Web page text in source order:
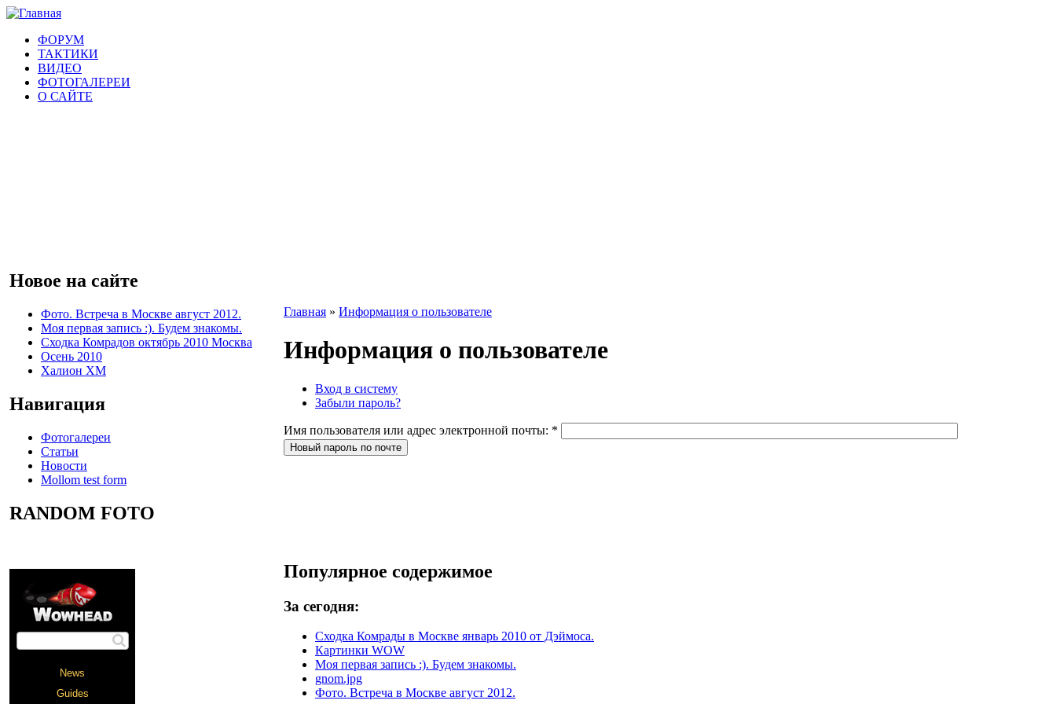
ФОРУМ
ТАКТИКИ
ВИДЕО
ФОТОГАЛЕРЕИ
О САЙТЕ
Новое на сайте
Фото. Встреча в Москве август 2012.
Моя первая запись :). Будем знакомы.
Сходка Комрадов октябрь 2010 Москва
Осень 2010
Халион ХМ
Навигация
Фотогалереи
Статьи
Новости
Mollom test form
RANDOM FOTO
Главная » Информация о пользователе
Информация о пользователе
Вход в систему
Забыли пароль?
Имя пользователя или адрес электронной почты: *
Популярное содержимое
За сегодня:
Сходка Комрады в Москве январь 2010 от Дэймоса.
Картинки WOW
Моя первая запись :). Будем знакомы.
gnom.jpg
Фото. Встреча в Москве август 2012.